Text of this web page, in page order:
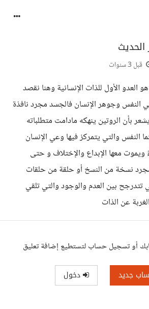
قبل 3 سنوات
هو العدو الأول للذات الإنسانية وهنا نقصد
النفس وجوهر الإنسان فالجسد مجرد نافذة
بأن الروتين ينهكه مادامت متطلباته
النفس والتي يتمركز فيها وعي الإنسان
معها الإبداع والإختلاف و حتى
نسخة من النسخ أو حلقة من حلقات
تتدرجح بين العدم والوجود والتي تلقي
عن الذات
أو تسجيل حساب لتستطيع إضافة تعليق
جديد دخول